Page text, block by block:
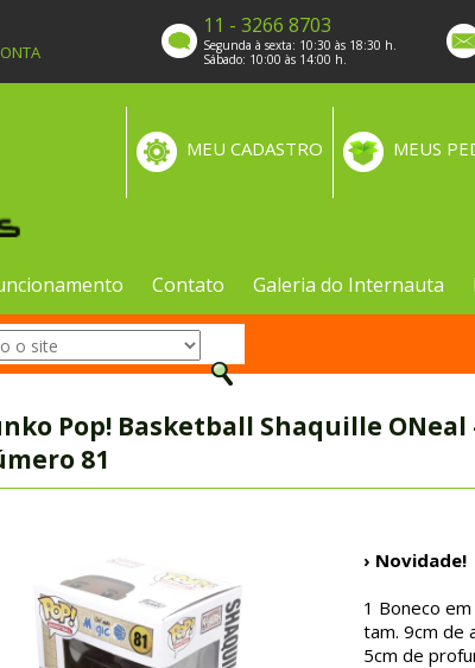
11 - 3266 8703
Segunda à sexta: 10:30 às 18:30 h.
Sábado: 10:00 às 14:00 h.
MEUS
MEU CADASTRO
Contato Galeria do Internauta
Pop! Basketball Shaquille
81
› Novidade!
1 Boneco em
tam. 9cm de
5cm de